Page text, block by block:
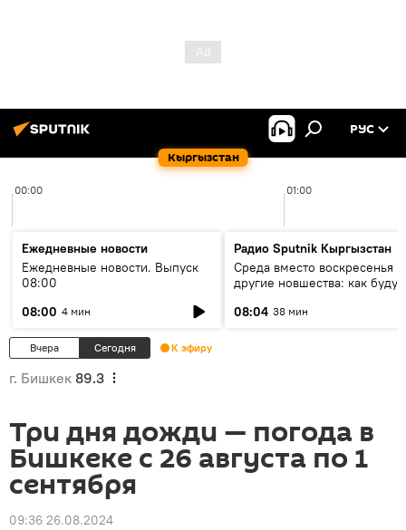
Кыргызстан
РУС
00:00 01:00
Ежедневные новости
Ежедневные новости. Выпуск
08:00
08:00 4 мин
Радио Sputnik Кыргызстан
Среда вместо воскресенья и
другие новшества: как будут
08:04 38 мин
Вчера Сегодня К эфиру
г. Бишкек 89.3
Три дня дожди — погода в
Бишкеке с 26 августа по 1
сентября
09:36 26.08.2024